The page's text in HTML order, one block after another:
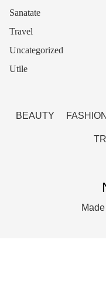
Sanatate
Travel
Uncategorized
Utile
BEAUTY FASHION